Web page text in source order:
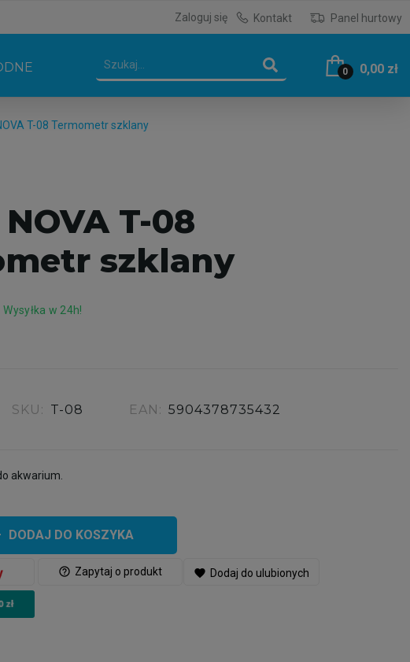
Zaloguj się Kontakt Panel hurtowy
0 0,00 zł
T-08 Termometr szklany
T-08
szklany
Wysyłka w 24h!
SKU: T-08 EAN: 5904378735432
akwarium.
DODAJ DO KOSZYKA
help_outline Zapytaj o produkt favorite Dodaj do ulubionych